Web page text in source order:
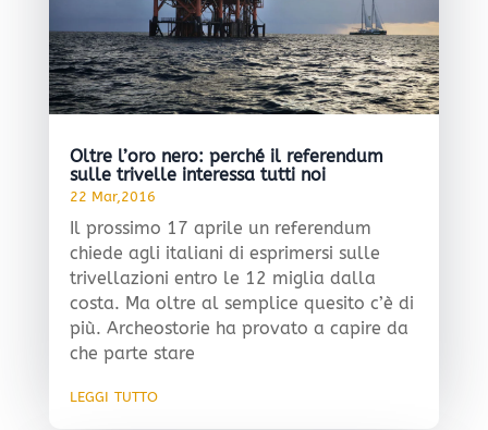
Oltre l’oro nero: perché il referendum
sulle trivelle interessa tutti noi
22 Mar,2016
Il prossimo 17 aprile un referendum
chiede agli italiani di esprimersi sulle
trivellazioni entro le 12 miglia dalla
costa. Ma oltre al semplice quesito c’è di
più. Archeostorie ha provato a capire da
che parte stare
leggi tutto